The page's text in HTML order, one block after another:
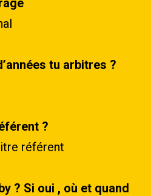
tu arbitres ?
?
référent
? Si oui , où et quand